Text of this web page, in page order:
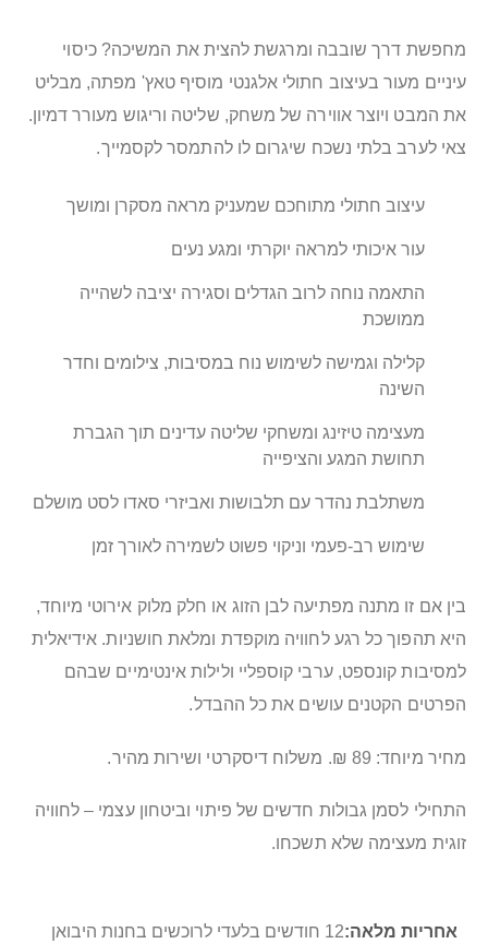
מחפשת דרך שובבה ומרגשת להצית את המשיכה? כיסוי
עיניים מעור בעיצוב חתולי אלגנטי מוסיף טאץ' מפתה, מבליט
את המבט ויוצר אווירה של משחק, שליטה וריגוש מעורר דמיון.
צאי לערב בלתי נשכח שיגרום לו להתמסר לקסמייך.
עיצוב חתולי מתוחכם שמעניק מראה מסקרן ומושך
עור איכותי למראה יוקרתי ומגע נעים
התאמה נוחה לרוב הגדלים וסגירה יציבה לשהייה
ממושכת
קלילה וגמישה לשימוש נוח במסיבות, צילומים וחדר
השינה
מעצימה טיזינג ומשחקי שליטה עדינים תוך הגברת
תחושת המגע והציפייה
משתלבת נהדר עם תלבושות ואביזרי סאדו לסט מושלם
שימוש רב-פעמי וניקוי פשוט לשמירה לאורך זמן
בין אם זו מתנה מפתיעה לבן הזוג או חלק מלוק אירוטי מיוחד,
היא תהפוך כל רגע לחוויה מוקפדת ומלאת חושניות. אידיאלית
למסיבות קונספט, ערבי קוספליי ולילות אינטימיים שבהם
הפרטים הקטנים עושים את כל ההבדל.
מחיר מיוחד: 89 ₪. משלוח דיסקרטי ושירות מהיר.
התחילי לסמן גבולות חדשים של פיתוי וביטחון עצמי – לחוויה
זוגית מעצימה שלא תשכחו.
מידע 12 חודשים בלעדי לרוכשים בחנות היבואן